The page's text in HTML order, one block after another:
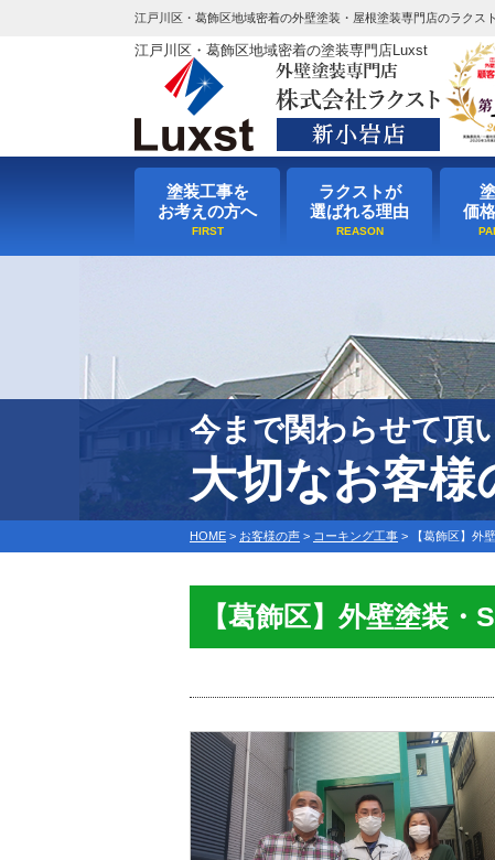
江戸川区・葛飾区地域密着の外壁塗装・屋根塗装専門店のラクスト
江戸川区・葛飾区地域密着の塗装専門店Luxst
塗装工事を
お考えの方へ
ラクストが
選ばれる理由
価
今まで関わらせて頂
大切なお客様
HOME > お客様の声 > コーキング工事 > 【葛飾区】外
【葛飾区】外壁塗装・